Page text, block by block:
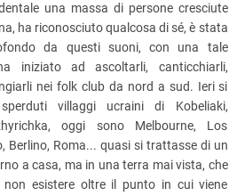
una massa di persone cresciute
ha riconosciuto qualcosa di sé, è stata
da questi suoni, con una tale
iniziato ad ascoltarli, canticchiarli,
nei folk club da nord a sud. Ieri si
villaggi ucraini di Kobeliaki,
oggi sono Melbourne, Los
Berlino, Roma... quasi si trattasse di un
a casa, ma in una terra mai vista, che
non esistere oltre il punto in cui viene